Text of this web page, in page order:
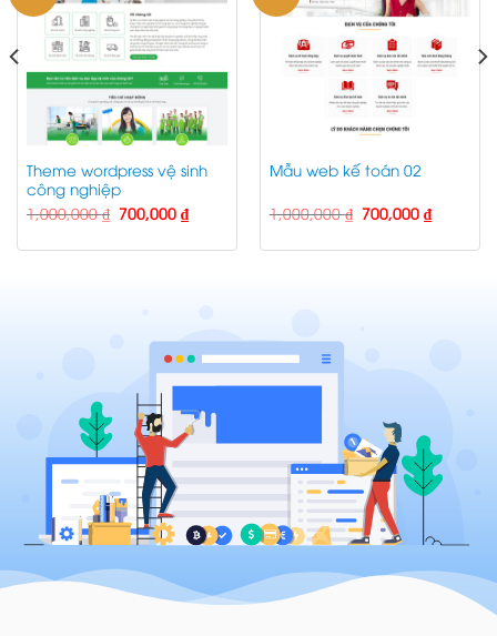
Theme wordpress vệ sinh
công nghiệp
1,000,000₫ Giá
gốc
1,000,000 ₫.
700,000 ₫Giá
hiện
là:
Mẫu web kế toán 02
1,000,000₫ Giá
gốc
1,000,000 ₫.
700,000 ₫Giá
hiện
là: